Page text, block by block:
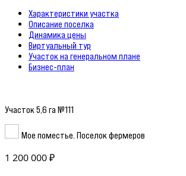
Характеристики участка
Описание поселка
Динамика цены
Виртуальный тур
Участок на генеральном плане
Бизнес-план
Участок 5,6 га №111
Мое поместье. Поселок фермеров
1 200 000 ₽